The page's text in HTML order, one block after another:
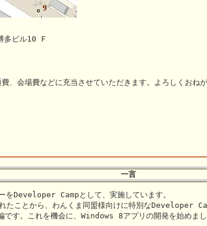
多ビル10 F
会場費などに充当させていただきます。よろしくおね
一言
をDeveloper Campとして、実施しています。
ことから、わんくま同盟様向けに特別なDeveloper
です。これを機会に、Windows 8アプリの開発を始めま